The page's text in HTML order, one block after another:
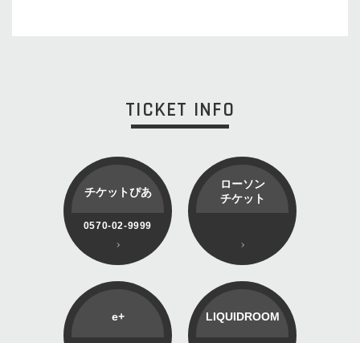
TICKET INFO
チケットぴあ
0570-02-9999
ローソン
チケット
e+ LIQUIDROOM